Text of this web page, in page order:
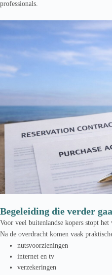
professionals.
Begeleiding die verder
Voor veel buitenlandse kopers stopt
Na de overdracht komen vaak
nutsvoorzieningen
internet en tv
verzekeringen